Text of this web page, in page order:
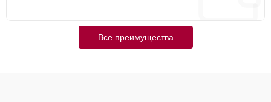
Все преимущества